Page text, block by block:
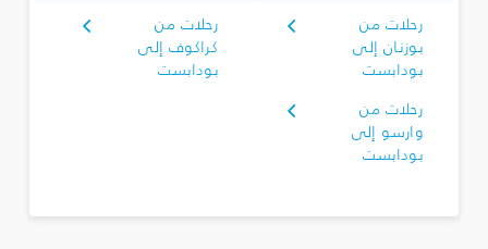
رحلات من
بوزنان إلى
بودابست
رحلات من
كراكوف إلى
بودابست
رحلات من
وارسو إلى
بودابست